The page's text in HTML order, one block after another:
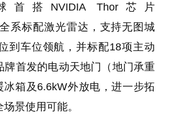
搭NVIDIA Thor芯片
全系标配激光雷达，支持无图城
到车位领航，并标配18项主动
牌首发的电动天地门（地门承重
冰箱及6.6kW外放电，进一步拓
景使用可能。